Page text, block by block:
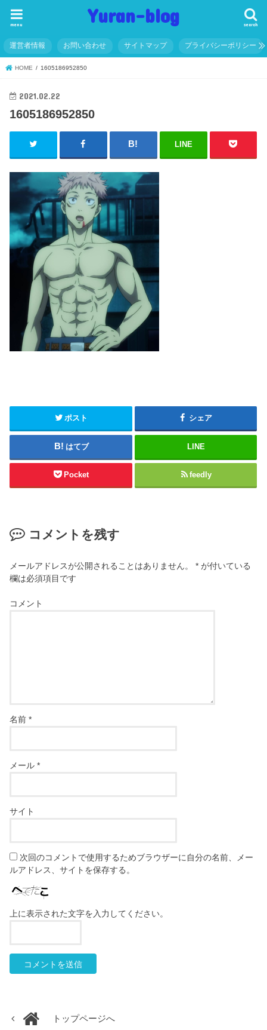
Yuran-blog search
menu
運営者情報 お問い合わせ サイトマップ プライバシーポリシー
HOME 1605186952850
2021.02.22
1605186952850
LINE
ポスト シェア
はてブ LINE
Pocket feedly
コメントを残す
メールアドレスが公開されることはありません。 * が付いている
欄は必須項目です
コメント
名前*
メール*
サイト
次回のコメントで使用するためブラウザーに自分の名前、メー
ルアドレス、サイトを保存する。
上に表示された文字を入力してください。
トップページへ